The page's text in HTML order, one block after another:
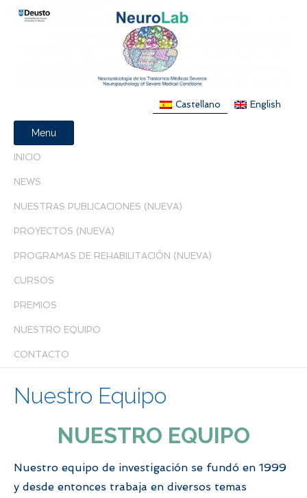
Castellano English
Menu
INICIO
NEWS
NUESTRAS PUBLICACIONES (NUEVA)
PROYECTOS (NUEVA)
PROGRAMAS DE REHABILITACIÓN (NUEVA)
CURSOS
PREMIOS
NUESTRO EQUIPO
CONTACTO
Nuestro Equipo
NUESTRO EQUIPO
Nuestro equipo de investigación se fundó en 1999
y desde entonces trabaja en diversos temas